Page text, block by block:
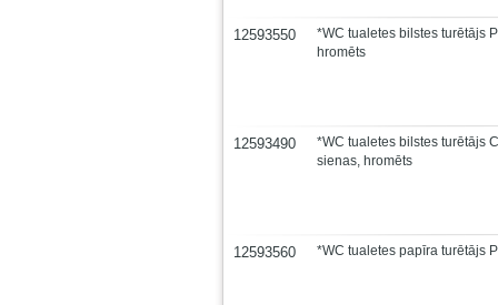
12593550
*WC tualetes bilstes turētājs
hromēts
12593490
*WC tualetes bilstes turētājs
sienas, hromēts
12593560 *WC tualetes papīra turētājs